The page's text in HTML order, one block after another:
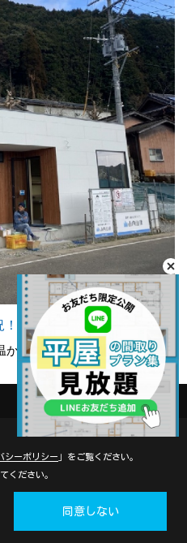
かみのある雰囲気に
シーポリシー 」をご覧ください。
ください。
同意しない